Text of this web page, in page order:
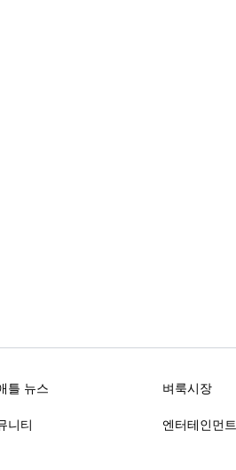
틀 뉴스 벼룩시장
니티 엔터테인먼트